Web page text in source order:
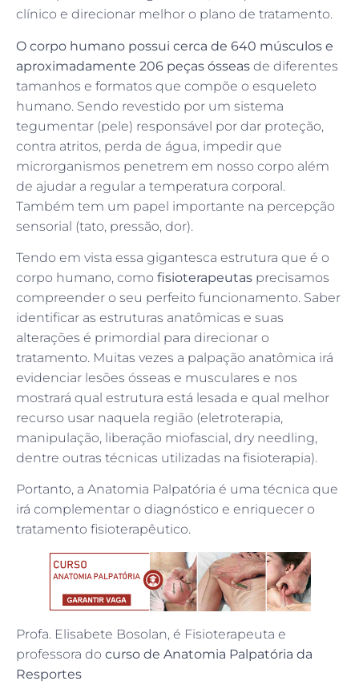
clínico e direcionar melhor o plano de tratamento.
O corpo humano possui cerca de 640 músculos e
aproximadamente 206 peças ósseas de diferentes
tamanhos e formatos que compõe o esqueleto
humano. Sendo revestido por um sistema
tegumentar (pele) responsável por dar proteção,
contra atritos, perda de água, impedir que
microrganismos penetrem em nosso corpo além
de ajudar a regular a temperatura corporal.
Também tem um papel importante na percepção
sensorial (tato, pressão, dor).
Tendo em vista essa gigantesca estrutura que é o
corpo humano, como fisioterapeutas precisamos
compreender o seu perfeito funcionamento. Saber
identificar as estruturas anatômicas e suas
alterações é primordial para direcionar o
tratamento. Muitas vezes a palpação anatômica irá
evidenciar lesões ósseas e musculares e nos
mostrará qual estrutura está lesada e qual melhor
recurso usar naquela região (eletroterapia,
manipulação, liberação miofascial, dry needling,
dentre outras técnicas utilizadas na fisioterapia).
Portanto, a Anatomia Palpatória é uma técnica que
irá complementar o diagnóstico e enriquecer o
tratamento fisioterapêutico.
Profa. Elisabete Bosolan, é Fisioterapeuta e
professora do curso de Anatomia Palpatória da
Resportes